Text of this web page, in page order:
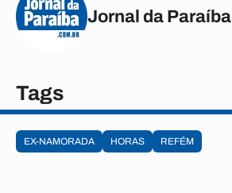
Jornal da Paraíba
Tags
EX-NAMORADA HORAS REFÉM